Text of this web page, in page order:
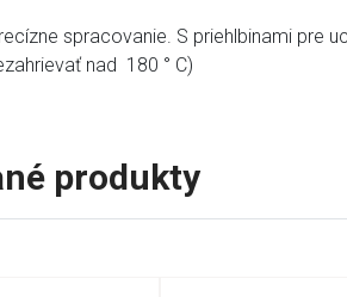
spracovanie. S priehlbinami pre
nad 180 ° C)
produkty